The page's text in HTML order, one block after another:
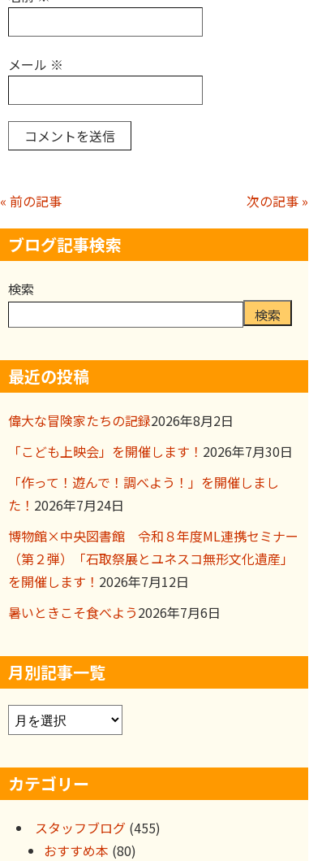
メール ※
« 前の記事 次の記事 »
ブログ記事検索
検索
検索
最近の投稿
偉大な冒険家たちの記録2026年8月2日
「こども上映会」を開催します！ 2026年7月30日
「作って！遊んで！調べよう！」を開催しまし
た！ 2026年7月24日
博物館×中央図書館 令和８年度ML連携セミナー
（第２弾）「石取祭展とユネスコ無形文化遺産」
を開催します！ 2026年7月12日
暑いときこそ食べよう2026年7月6日
月別記事一覧
ア
ー
イ
ブ
カテゴリー
スタッフブログ (455)
おすすめ本 (80)